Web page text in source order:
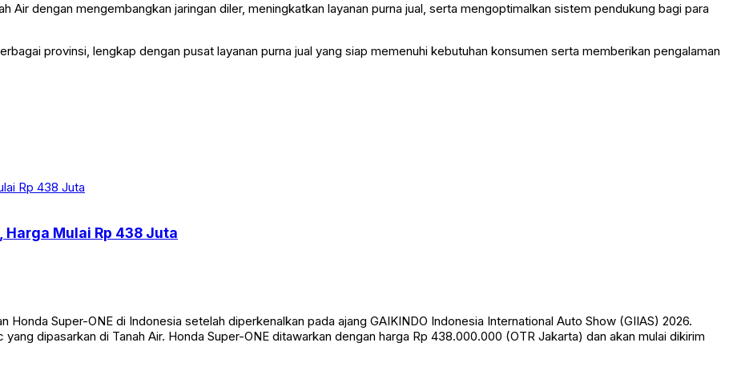
Air dengan mengembangkan jaringan diler, meningkatkan layanan purna jual, serta mengoptimalkan sistem pendukung bagi para
provinsi, lengkap dengan pusat layanan purna jual yang siap memenuhi kebutuhan konsumen serta memberikan pengalaman
Harga Mulai Rp 438 Juta
Super-ONE di Indonesia setelah diperkenalkan pada ajang GAIKINDO Indonesia International Auto Show (GIIAS) 2026.
dipasarkan di Tanah Air. Honda Super-ONE ditawarkan dengan harga Rp 438.000.000 (OTR Jakarta) dan akan mulai dikirim